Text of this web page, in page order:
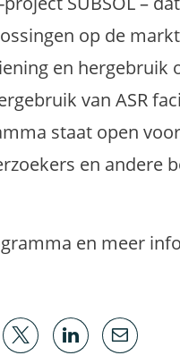
op de
en hergebruik
van ASR
staat open
en andere
en meer